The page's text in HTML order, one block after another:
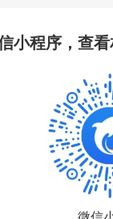
小程序，查